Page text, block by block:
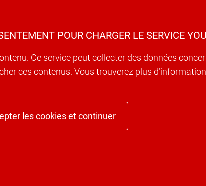
POUR CHARGER LE SERVICE
Ce service peut collecter des données
ces contenus. Vous trouverez plus
les cookies et continuer